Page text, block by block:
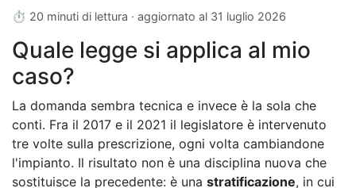
⏱ 20 minuti di lettura · aggiornato al 31 luglio 2026
Quale legge si applica al mio
caso?
La domanda sembra tecnica e invece è la sola che
conti. Fra il 2017 e il 2021 il legislatore è intervenuto
tre volte sulla prescrizione, ogni volta cambiandone
l'impianto. Il risultato non è una disciplina nuova che
sostituisce la precedente: è una stratificazione, in cui